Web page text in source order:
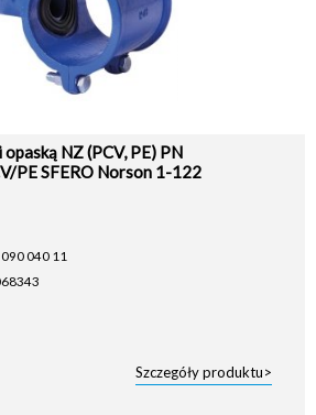
NZ (PCV, PE) PN
PE SFERO Norson 1-122
040 11
Szczegóły produktu>